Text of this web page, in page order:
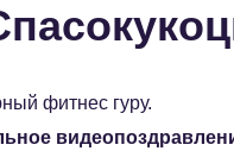
фитнес гуру.